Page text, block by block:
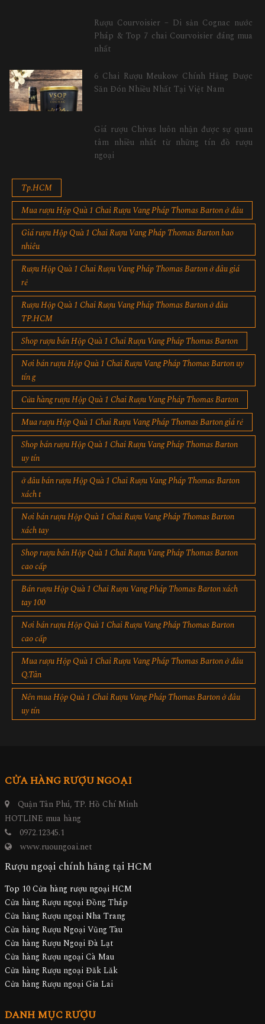
Rượu Courvoisier – Di sản Cognac nước
Pháp & Top 7 chai Courvoisier đáng mua
nhất
6 Chai Rượu Meukow Chính Hãng Được
Săn Đón Nhiều Nhất Tại Việt Nam
Giá rượu Chivas luôn nhận được sự quan
tâm nhiều nhất từ những tín đồ rượu
ngoại
Tp.HCM
Mua rượu Hộp Quà 1 Chai Rượu Vang Pháp Thomas Barton ở đâu
Giá rượu Hộp Quà 1 Chai Rượu Vang Pháp Thomas Barton bao
nhiêu
Rượu Hộp Quà 1 Chai Rượu Vang Pháp Thomas Barton ở đâu giá
rẻ
Rượu Hộp Quà 1 Chai Rượu Vang Pháp Thomas Barton ở đâu
TP.HCM
Shop rượu bán Hộp Quà 1 Chai Rượu Vang Pháp Thomas Barton
Nơi bán rượu Hộp Quà 1 Chai Rượu Vang Pháp Thomas Barton uy
tín g
Cửa hàng rượu Hộp Quà 1 Chai Rượu Vang Pháp Thomas Barton
Mua rượu Hộp Quà 1 Chai Rượu Vang Pháp Thomas Barton giá rẻ
Shop bán rượu Hộp Quà 1 Chai Rượu Vang Pháp Thomas Barton
uy tín
ở đâu bán rượu Hộp Quà 1 Chai Rượu Vang Pháp Thomas Barton
xách t
Nơi bán rượu Hộp Quà 1 Chai Rượu Vang Pháp Thomas Barton
xách tay
Shop rượu bán Hộp Quà 1 Chai Rượu Vang Pháp Thomas Barton
cao cấp
Bán rượu Hộp Quà 1 Chai Rượu Vang Pháp Thomas Barton xách
tay 100
Nơi bán rượu Hộp Quà 1 Chai Rượu Vang Pháp Thomas Barton
cao cấp
Mua rượu Hộp Quà 1 Chai Rượu Vang Pháp Thomas Barton ở đâu
Q.Tân
Nên mua Hộp Quà 1 Chai Rượu Vang Pháp Thomas Barton ở đâu
uy tín
CỬA HÀNG RƯỢU NGOẠI
Quận Tân Phú, TP. Hồ Chí Minh
HOTLINE mua hàng
0972.12345.1
www.ruoungoai.net
Rượu ngoại chính hãng tại HCM
Top 10 Cửa hàng rượu ngoại HCM
Cửa hàng Rượu ngoại Đồng Tháp
Cửa hàng Rượu ngoại Nha Trang
Cửa hàng Rượu Ngoại Vũng Tàu
Cửa hàng Rượu Ngoại Đà Lạt
Cửa hàng Rượu ngoại Cà Mau
Cửa hàng Rượu ngoại Đăk Lăk
Cửa hàng Rượu ngoại Gia Lai
DANH MỤC RƯỢU